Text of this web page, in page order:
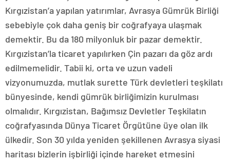
Kırgızistan’a yapılan yatırımlar, Avrasya Gümrük Birliği
sebebiyle çok daha geniş bir coğrafyaya ulaşmak
demektir. Bu da 180 milyonluk bir pazar demektir.
Kırgızistan’la ticaret yapılırken Çin pazarı da göz ardı
edilmemelidir. Tabii ki, orta ve uzun vadeli
vizyonumuzda, mutlak surette Türk devletleri teşkilatı
bünyesinde, kendi gümrük birliğimizin kurulması
olmalıdır. Kırgızistan, Bağımsız Devletler Teşkilatın
coğrafyasında Dünya Ticaret Örgütüne üye olan ilk
ülkedir. Son 30 yılda yeniden şekillenen Avrasya siyasi
haritası bizlerin işbirliği içinde hareket etmesini